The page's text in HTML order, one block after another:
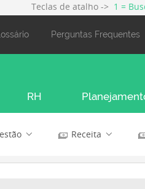
Teclas de atalho -> 1 =
Perguntas Frequentes
Receita
RH